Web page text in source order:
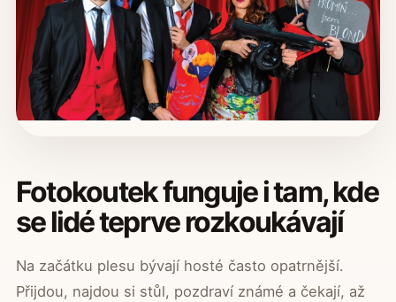
Fotokoutek funguje i tam, kde
se lidé teprve rozkoukávají
Na začátku plesu bývají hosté často opatrnější.
Přijdou, najdou si stůl, pozdraví známé a čekají, až